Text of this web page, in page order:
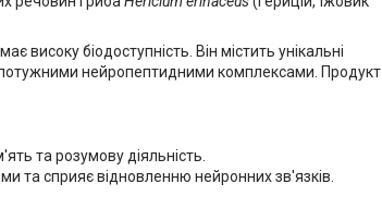
високу біодоступність. Він містить унікальні
потужними нейропептидними комплексами. Продукт
та розумову діяльність.
та сприяє відновленню нейронних зв'язків.